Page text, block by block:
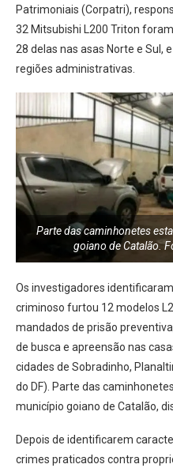
Patrimoniais (Corpatri),
32 Mitsubishi L200 Triton
28 delas nas asas Norte e Sul,
regiões administrativas.
Parte das caminhonetes
goiano de Catalão.
Os investigadores
criminoso furtou 12 modelos
mandados de prisão
de busca e apreensão nas
cidades de Sobradinho,
do DF). Parte das
município goiano de Catalão,
Depois de identificarem
crimes praticados contra